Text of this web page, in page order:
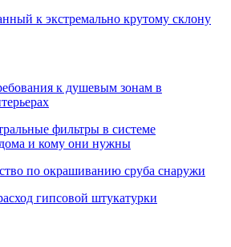
к экстремально крутому склону
к душевым зонам в
фильтры в системе
и кому они нужны
по окрашиванию сруба снаружи
гипсовой штукатурки